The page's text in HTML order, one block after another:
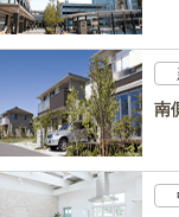
南